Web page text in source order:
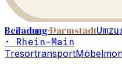
Beiladung·Darmstadt
· Rhein-Main
Tresortransport